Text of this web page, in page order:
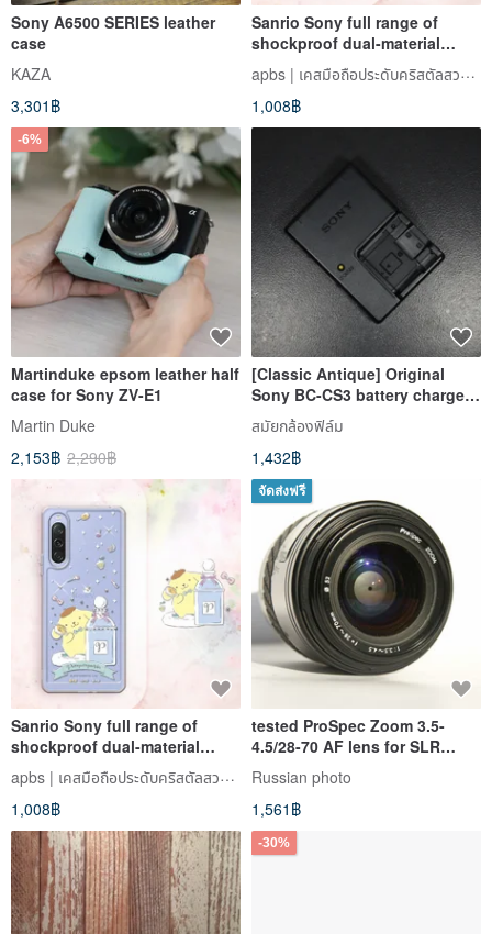
Sony A6500 SERIES leather
case
KAZA
3,301฿
Sanrio Sony full range of
shockproof dual-material
crystal colored diamond
mobile phone cases - Katie
Bear
apbs | เคสมือถือประดับคริสตัลสวารอฟสกี้
1,008฿
-6%
Martinduke epsom leather half
case for Sony ZV-E1
Martin Duke
2,153฿ 2,290฿
[Classic Antique] Original
Sony BC-CS3 battery charger
charging stand NP-BD1 NP-
FD1
สมัยกล้องฟิล์ม
1,432฿
Sanrio Sony full range of
shockproof dual-material
crystal colored diamond
mobile phone cases - Perfume
Pudding Dog
apbs | เคสมือถือประดับคริสตัลสวารอฟสกี้
1,008฿
จัดส่งฟรี
tested ProSpec Zoom 3.5-
4.5/28-70 AF lens for SLR
Sony A Minolta A mount
Japan
Russian photo
1,561฿
-30%